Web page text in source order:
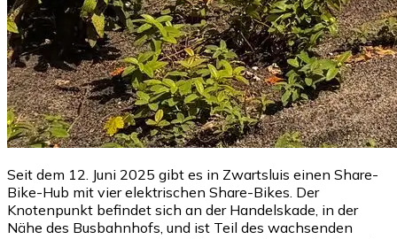
Seit dem 12. Juni 2025 gibt es in Zwartsluis einen Share-
Bike-Hub mit vier elektrischen Share-Bikes. Der
Knotenpunkt befindet sich an der Handelskade, in der
Nähe des Busbahnhofs, und ist Teil des wachsenden